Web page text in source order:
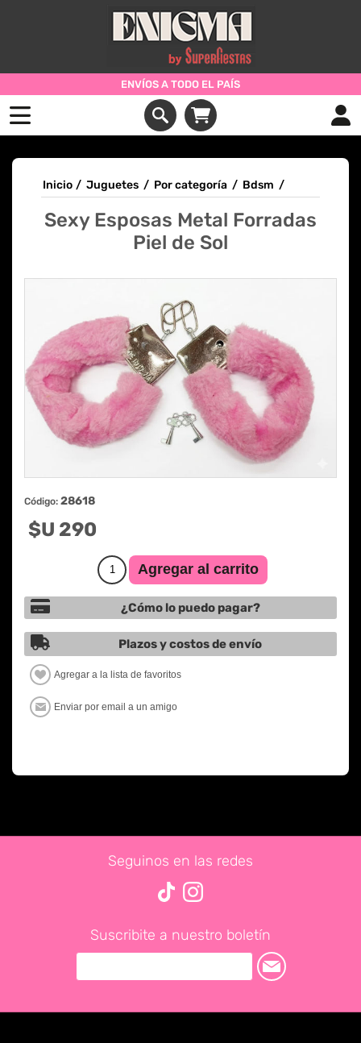
ENVÍOS A TODO EL PAÍS
Inicio / Juguetes / Por categoría / Bdsm /
Sexy Esposas Metal Forradas
Piel de Sol
Código: 28618
$U 290
¿Cómo lo puedo pagar?
Plazos y costos de envío
Seguinos en las redes
Suscribite a nuestro boletín